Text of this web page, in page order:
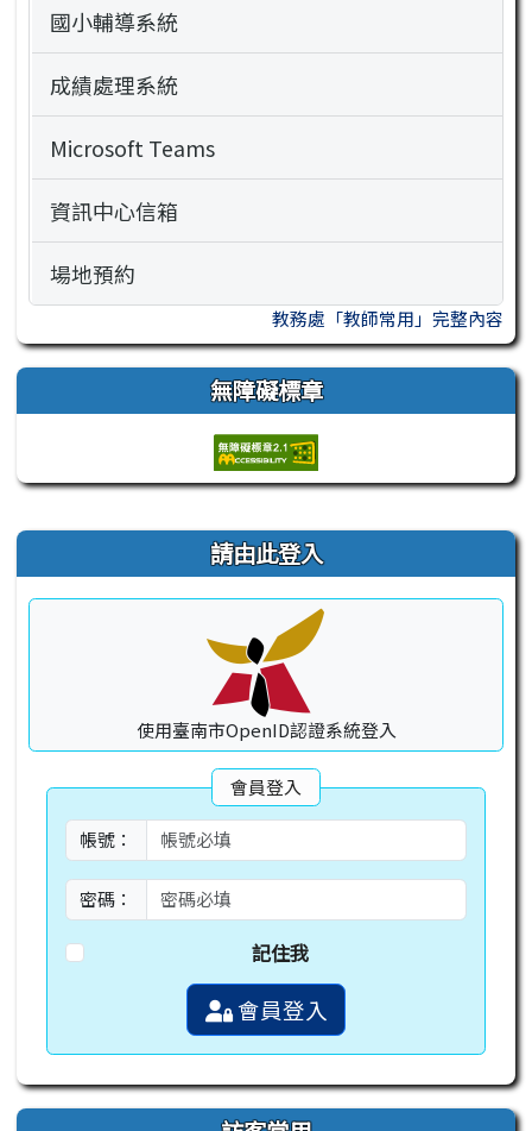
國小輔導系統
成績處理系統
Microsoft Teams
資訊中心信箱
場地預約
教務處「教師常用」完整內容
無障礙標章
右邊區域內容 請由此登入
使用臺南市OpenID認證系統登入
會員登入
帳號：
密碼：
記住我
會員登入